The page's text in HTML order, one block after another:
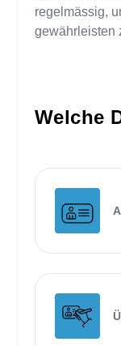
regelmässig,
gewährleisten
Welche